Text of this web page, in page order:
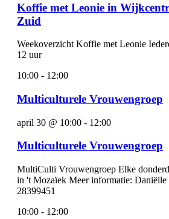
Koffie met Leonie in
Zuid
Weekoverzicht Koffie met Leonie
12 uur
10:00 - 12:00
Multiculturele Vrouwengroep
april 30 @ 10:00 - 12:00
Multiculturele Vrouwengroep
MultiCulti Vrouwengroep Elke
in 't Mozaïek Meer informatie: Daniëlle
28399451
10:00 - 12:00